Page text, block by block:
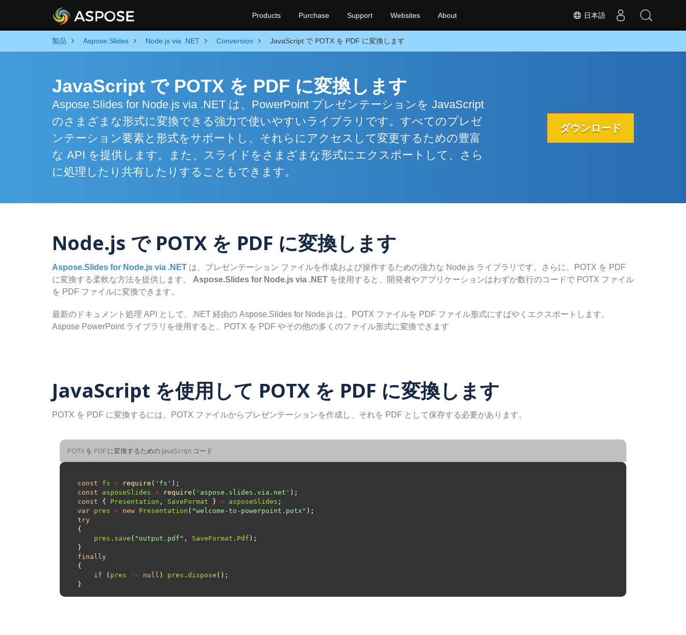
日本語
Products Purchase Support Websites About
製品 Aspose.Slides Node.js via .NET Conversion JavaScript で POTX を PDF に変換します
JavaScript で POTX を PDF に変換します
Aspose.Slides for Node.js via .NET は、PowerPoint プレゼンテーションを JavaScript
のさまざまな形式に変換できる強力で使いやすいライブラリです。すべてのプレゼ
ンテーション要素と形式をサポートし、それらにアクセスして変更するための豊富
な API を提供します。また、スライドをさまざまな形式にエクスポートして、さら
に処理したり共有したりすることもできます。
ダウンロード
Node.js で POTX を PDF に変換します
Aspose.Slides for Node.js via .NET は、プレゼンテーション ファイルを作成および操作するための強力な Node.js ライブラリです。さらに、POTX を PDF
に変換する柔軟な方法を提供します。 Aspose.Slides for Node.js via .NET を使用すると、開発者やアプリケーションはわずか数行のコードで POTX ファイル
を PDF ファイルに変換できます。
最新のドキュメント処理 API として、.NET 経由の Aspose.Slides for Node.js は、POTX ファイルを PDF ファイル形式にすばやくエクスポートします。
Aspose PowerPoint ライブラリを使用すると、POTX を PDF やその他の多くのファイル形式に変換できます
JavaScript を使用して POTX を PDF に変換します
POTX を PDF に変換するには、POTX ファイルからプレゼンテーションを作成し、それを PDF として保存する必要があります。
POTX を PDF に変換するための JavaScript コード
const fs = require ( 'fs'
const
asposeSlides = require ( 'aspose.slides.via.net'
const { Presentation , SaveFormat } = asposeSlides
var pres = new Presentation ( "welcome-to-powerpoint.potx"
try
pres . save ( "output.pdf" , SaveFormat . Pdf
finally
if ( pres != null ) pres . dispose